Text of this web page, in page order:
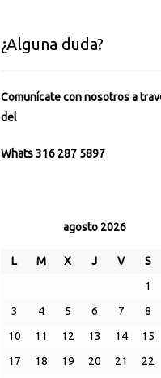
¿Alguna duda?
Comunícate con nosotros a
del
Whats 316 287 5897
agosto 2026
L M X J V S
1
3
4 5 6 7 8
10
11 12 13 14 15
17
18 19 20 21 22